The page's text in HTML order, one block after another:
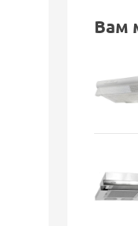
Вам